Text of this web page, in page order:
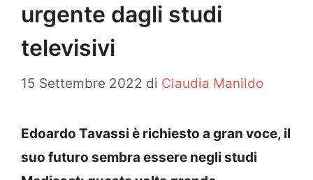
urgente dagli studi
televisivi
15 Settembre 2022 di Claudia Manildo
Edoardo Tavassi è richiesto a gran voce, il
suo futuro sembra essere negli studi